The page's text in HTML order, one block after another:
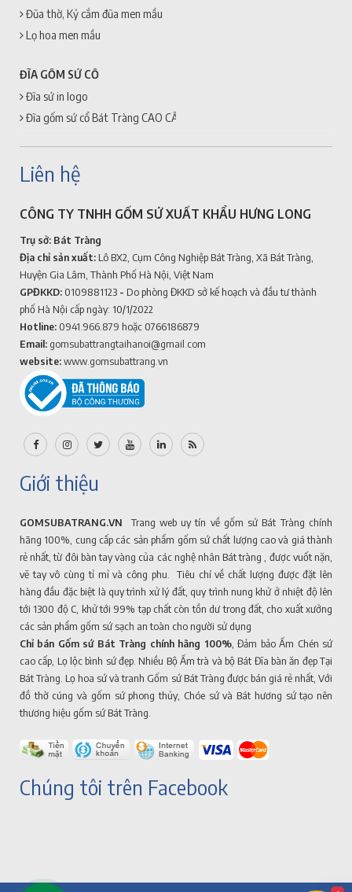
Đũa thờ, Kỷ cắm đũa men mầu
Lọ hoa men mầu
ĐĨA GỐM SỨ CỔ
Đĩa sứ in logo
Đĩa gốm sứ cổ Bát Tràng CAO CẤP + GIÁ RẺ
Liên hệ
CÔNG TY TNHH GỐM SỨ XUẤT KHẨU HƯNG LONG
Trụ sở: Bát Tràng
Địa chỉ sản xuất: Lô BX2, Cụm Công Nghiệp Bát Tràng, Xã Bát Tràng,
Huyện Gia Lâm, Thành Phố Hà Nội, Việt Nam
GPĐKKD: 0109881123 - Do phòng ĐKKD sở kế hoạch và đầu tư thành
phố Hà Nội cấp ngày: 10/1/2022
Hotline: 0941.966.879 hoặc 0766186879
Email: gomsubattrangtaihanoi@gmail.com
website:www.gomsubattrang.vn
Giới thiệu
GOMSUBATRANG.VN Trang web uy tín về gốm sứ Bát Tràng chính
hãng 100%, cung cấp các sản phẩm gốm sứ chất lượng cao và giá thành
rẻ nhất, từ đôi bàn tay vàng của các nghệ nhân Bát tràng , được vuốt nặn,
vẽ tay vô cùng tỉ mỉ và công phu. Tiêu chí về chất lượng được đặt lên
hàng đầu đặc biệt là quy trình xử lý đất, quy trình nung khử ở nhiệt độ lên
tới 1300 độ C, khử tới 99% tạp chất còn tồn dư trong đất, cho xuất xưởng
các sản phẩm gốm sứ sạch an toàn cho người sử dụng
Chỉ bán Gốm sứ Bát Tràng chính hãng 100%, Đảm bảo Ấm Chén sứ
cao cấp, Lọ lộc bình sứ đẹp. Nhiều Bộ Ấm trà và bộ Bát Đĩa bàn ăn đẹp Tại
Bát Tràng. Lọ hoa sứ và tranh Gốm sứ Bát Tràng được bán giá rẻ nhất, Với
đồ thờ cúng và gốm sứ phong thủy, Chóe sứ và Bát hương sứ tạo nên
thương hiệu gốm sứ Bát Tràng.
Chúng tôi trên Facebook